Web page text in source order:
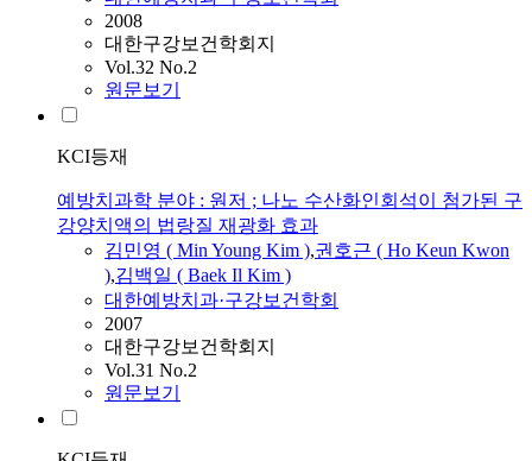
2008
대한구강보건학회지
Vol.32 No.2
원문보기
KCI등재
예방치과학 분야 : 원저 ; 나노 수산화인회석이 첨가된 구
강양치액의 법랑질 재광화 효과
김민영 ( Min Young Kim ),권호근 ( Ho Keun Kwon
),김백일 ( Baek Il Kim )
대한예방치과·구강보건학회
2007
대한구강보건학회지
Vol.31 No.2
원문보기